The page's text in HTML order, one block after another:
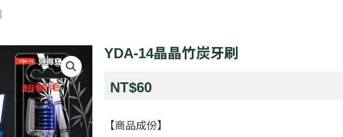
YDA-14晶晶竹炭牙刷
NT$60
【商品成份】